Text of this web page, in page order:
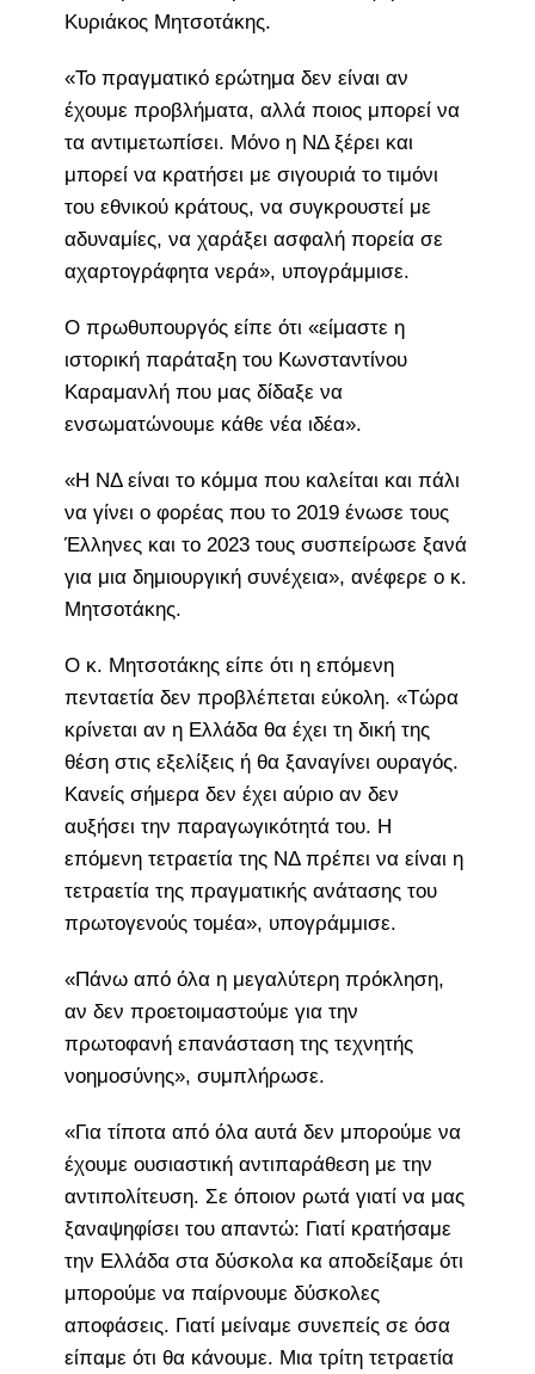
Κυριάκος Μητσοτάκης.
«Το πραγματικό ερώτημα δεν είναι αν
έχουμε προβλήματα, αλλά ποιος μπορεί να
τα αντιμετωπίσει. Μόνο η ΝΔ ξέρει και
μπορεί να κρατήσει με σιγουριά το τιμόνι
του εθνικού κράτους, να συγκρουστεί με
αδυναμίες, να χαράξει ασφαλή πορεία σε
αχαρτογράφητα νερά», υπογράμμισε.
Ο πρωθυπουργός είπε ότι «είμαστε η
ιστορική παράταξη του Κωνσταντίνου
Καραμανλή που μας δίδαξε να
ενσωματώνουμε κάθε νέα ιδέα».
«Η ΝΔ είναι το κόμμα που καλείται και πάλι
να γίνει ο φορέας που το 2019 ένωσε τους
Έλληνες και το 2023 τους συσπείρωσε ξανά
για μια δημιουργική συνέχεια», ανέφερε ο κ.
Μητσοτάκης.
Ο κ. Μητσοτάκης είπε ότι η επόμενη
πενταετία δεν προβλέπεται εύκολη. «Τώρα
κρίνεται αν η Ελλάδα θα έχει τη δική της
θέση στις εξελίξεις ή θα ξαναγίνει ουραγός.
Κανείς σήμερα δεν έχει αύριο αν δεν
αυξήσει την παραγωγικότητά του. Η
επόμενη τετραετία της ΝΔ πρέπει να είναι η
τετραετία της πραγματικής ανάτασης του
πρωτογενούς τομέα», υπογράμμισε.
«Πάνω από όλα η μεγαλύτερη πρόκληση,
αν δεν προετοιμαστούμε για την
πρωτοφανή επανάσταση της τεχνητής
νοημοσύνης», συμπλήρωσε.
«Για τίποτα από όλα αυτά δεν μπορούμε να
έχουμε ουσιαστική αντιπαράθεση με την
αντιπολίτευση. Σε όποιον ρωτά γιατί να μας
ξαναψηφίσει του απαντώ: Γιατί κρατήσαμε
την Ελλάδα στα δύσκολα κα αποδείξαμε ότι
μπορούμε να παίρνουμε δύσκολες
αποφάσεις. Γιατί μείναμε συνεπείς σε όσα
είπαμε ότι θα κάνουμε. Μια τρίτη τετραετία